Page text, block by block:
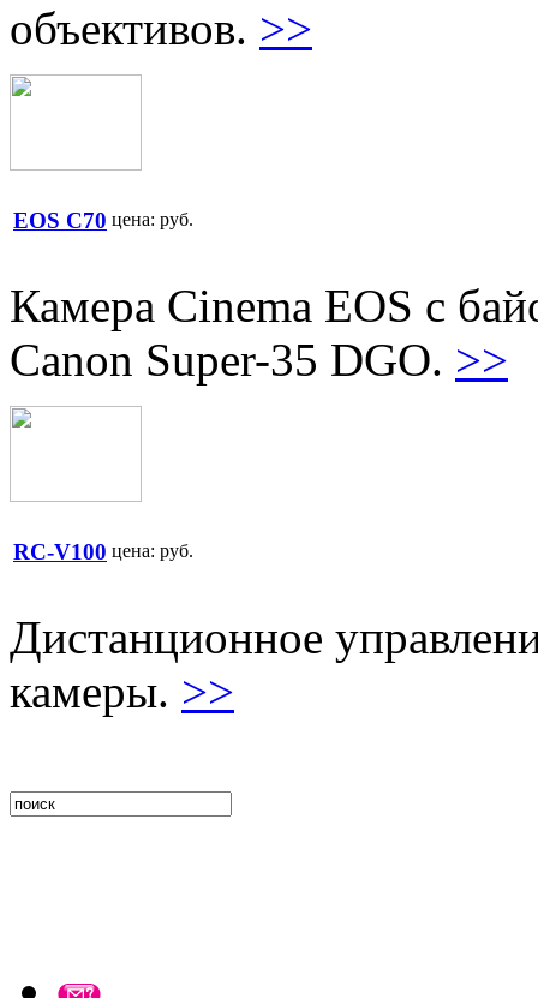
объективов. >>
EOS C70 цена: руб.
Камера Cinema EOS с
Canon Super-35 DGO. >>
RC-V100 цена: руб.
Дистанционное
камеры. >>